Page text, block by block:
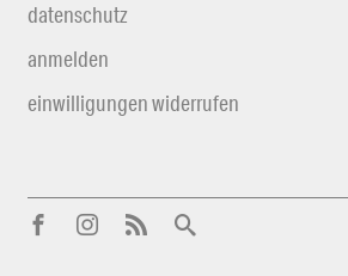
datenschutz
anmelden
einwilligungen widerrufen